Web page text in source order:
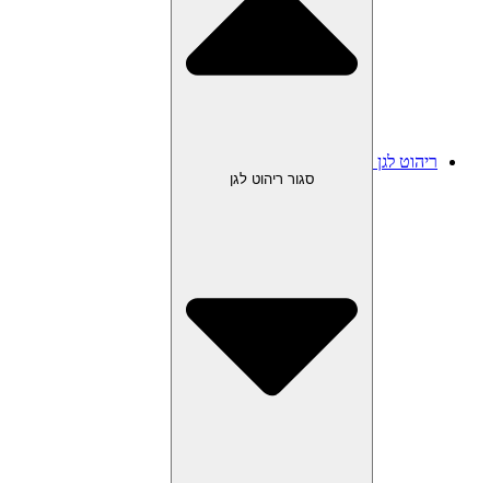
ריהוט לגן
סגור ריהוט לגן